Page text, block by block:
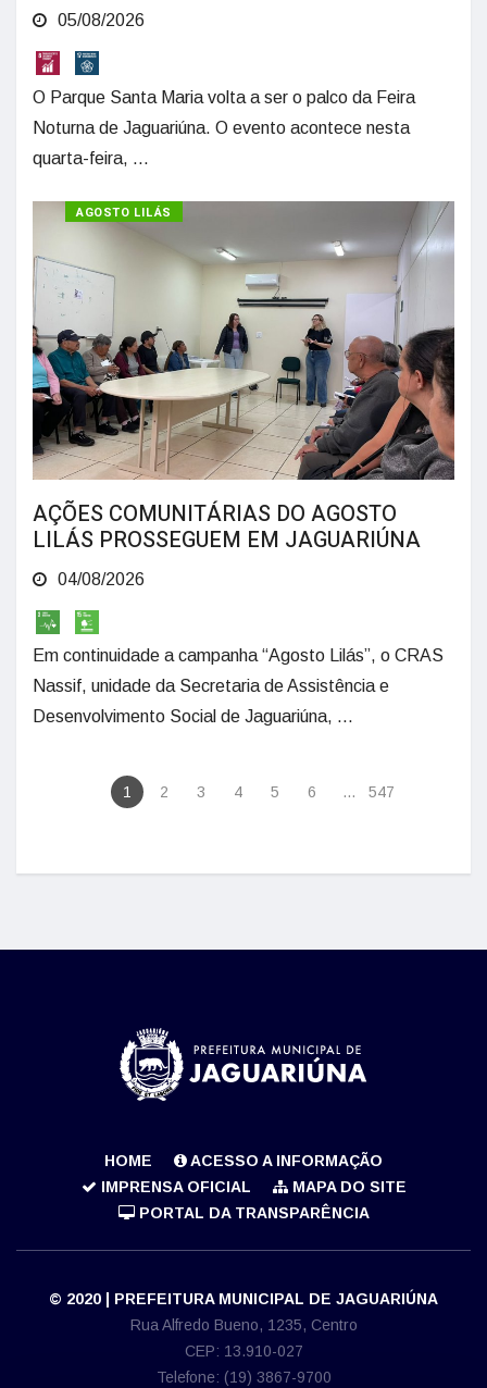
05/08/2026
O Parque Santa Maria volta a ser o palco da Feira
Noturna de Jaguariúna. O evento acontece nesta
quarta-feira, ...
AGOSTO LILÁS
AÇÕES COMUNITÁRIAS DO AGOSTO
LILÁS PROSSEGUEM EM JAGUARIÚNA
04/08/2026
Em continuidade a campanha “Agosto Lilás”, o CRAS
Nassif, unidade da Secretaria de Assistência e
Desenvolvimento Social de Jaguariúna, ...
1 2 3 4 5 6 ... 547
HOME
ACESSO A INFORMAÇÃO
IMPRENSA OFICIAL
MAPA DO SITE
PORTAL DA TRANSPARÊNCIA
© 2020 | PREFEITURA MUNICIPAL DE JAGUARIÚNA
Rua Alfredo Bueno, 1235, Centro
CEP: 13.910-027
Telefone: (19) 3867-9700